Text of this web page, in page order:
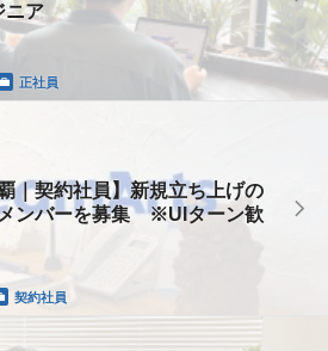
ニア
正社員
｜契約社員】新規立ち上げの
ンバーを募集 ※UIターン歓
契約社員